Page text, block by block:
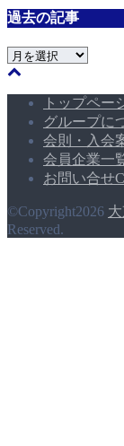
過去の記事
過
去
の
トップペー
グループに
会則・入会
会員企業一
お問い合せ
©Copyright2026
Reserved.